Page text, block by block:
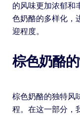
的风味更加浓郁和
色奶酪的多样化，
迎程度。
棕色奶酪
棕色奶酪的独特风
程。在这一部分，